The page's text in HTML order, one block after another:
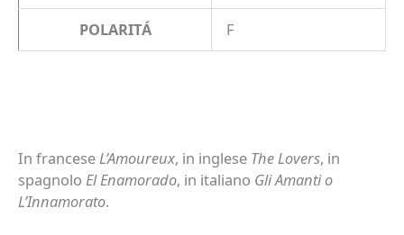
POLARITÁ F
In franceseL’Amoureux, in inglese The Lovers, in
spagnolo El Enamorado, in italiano Gli Amanti o
L’Innamorato.